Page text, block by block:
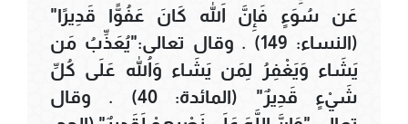
عَن سُوَءٍ فَإِنَّ اللّهَ كَانَ عَفُوًّا قَدِيرًا"
(النساء: 149) . وقال تعالى:"يُعَذِّبُ مَن
يَشَاء وَيَغْفِرُ لِمَن يَشَاء وَاللّهُ عَلَى كُلِّ
شَيْءٍ قَدِيرٌ" (المائدة: 40) . وقال